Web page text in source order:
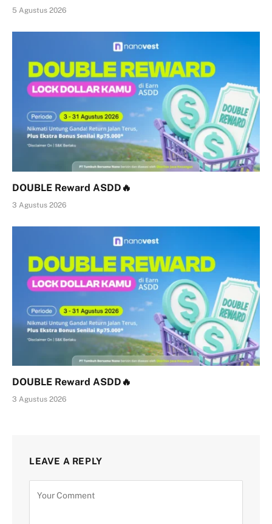
5 Agustus 2026
DOUBLE Reward ASDD🔥
3 Agustus 2026
DOUBLE Reward ASDD🔥
3 Agustus 2026
LEAVE A REPLY